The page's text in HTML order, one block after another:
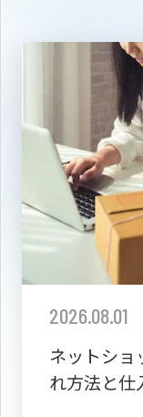
2026.08.01
ネットショ
れ方法と仕